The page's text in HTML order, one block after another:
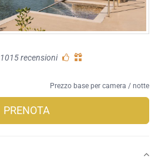
recensioni
Prezzo base per camera / notte
PRENOTA